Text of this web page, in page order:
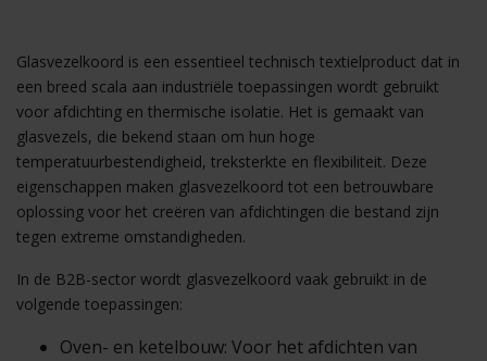
Glasvezelkoord is een essentieel technisch textielproduct dat in
een breed scala aan industriële toepassingen wordt gebruikt
voor afdichting en thermische isolatie. Het is gemaakt van
glasvezels, die bekend staan om hun hoge
temperatuurbestendigheid, treksterkte en flexibiliteit. Deze
eigenschappen maken glasvezelkoord tot een betrouwbare
oplossing voor het creëren van afdichtingen die bestand zijn
tegen extreme omstandigheden.
In de B2B-sector wordt glasvezelkoord vaak gebruikt in de
volgende toepassingen:
Oven- en ketelbouw: Voor het afdichten van